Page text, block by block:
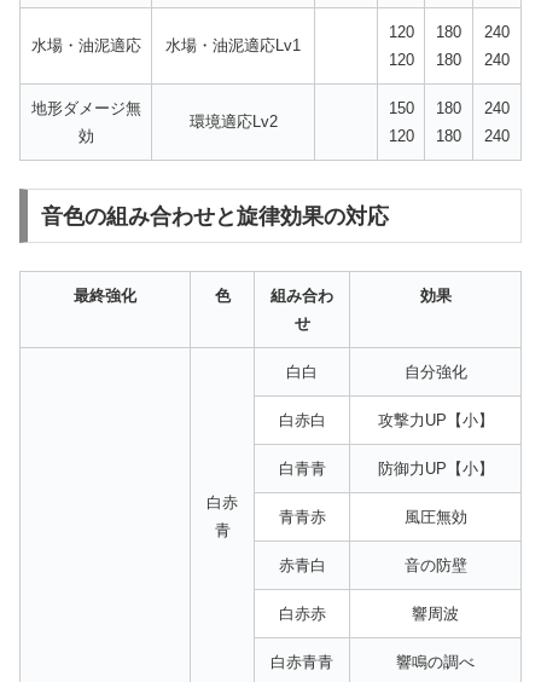
水場・油泥適応 水場・油泥適応Lv1
120
120
180
180
240
240
地形ダメージ無
効
環境適応Lv2
150
120
180
180
240
240
音色の組み合わせと旋律効果の対応
最終強化 色
組み合わ
せ
効果
白赤
青
白白 自分強化
白赤白 攻撃力UP【小】
白青青 防御力UP【小】
青青赤 風圧無効
赤青白 音の防壁
白赤赤 響周波
白赤青青 響鳴の調べ